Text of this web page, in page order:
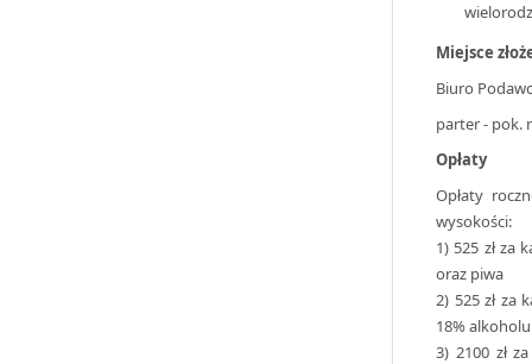
Miejsce
Biuro
parter - pok.
Opłaty
Opłaty
wysokości:
1) 525 zł za
oraz piwa
2) 525 zł za
18%
3) 2100 zł